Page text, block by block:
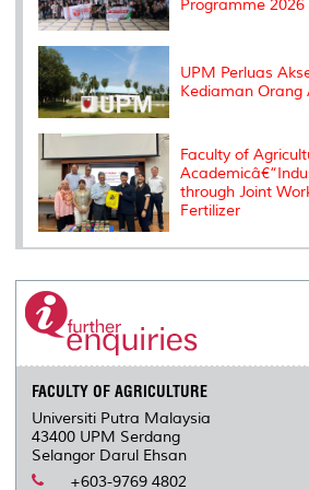
Programme 2026
UPM Perluas
Kediaman Orang
Faculty of
through Joint
Fertilizer
FACULTY OF AGRICULTURE
Universiti Putra Malaysia
43400 UPM Serdang
Selangor Darul Ehsan
+603-9769 4802